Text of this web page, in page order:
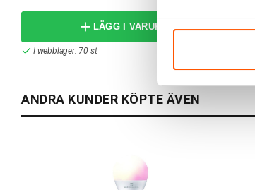
LÄGG I VARUKORG
I webblager: 70 st
ANDRA KUNDER KÖPTE ÄVEN